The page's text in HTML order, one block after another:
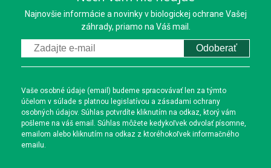
Najnovšie informácie a novinky v biologickej ochrane Vašej
záhrady, priamo na Váš mail.
Odoberať
Vaše osobné údaje (email) budeme spracovávať len za týmto
účelom v súlade s platnou legislatívou a zásadami ochrany
osobných údajov. Súhlas potvrdíte kliknutím na odkaz, ktorý vám
pošleme na váš email. Súhlas môžete kedykoľvek odvolať písomne,
emailom alebo kliknutím na odkaz z ktoréhokoľvek informačného
emailu.